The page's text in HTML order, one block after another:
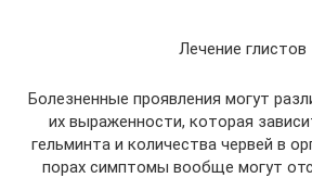
Лечение глистов
Болезненные проявления могут
их выраженности, которая
гельминта и количества червей в
порах симптомы вообще могут